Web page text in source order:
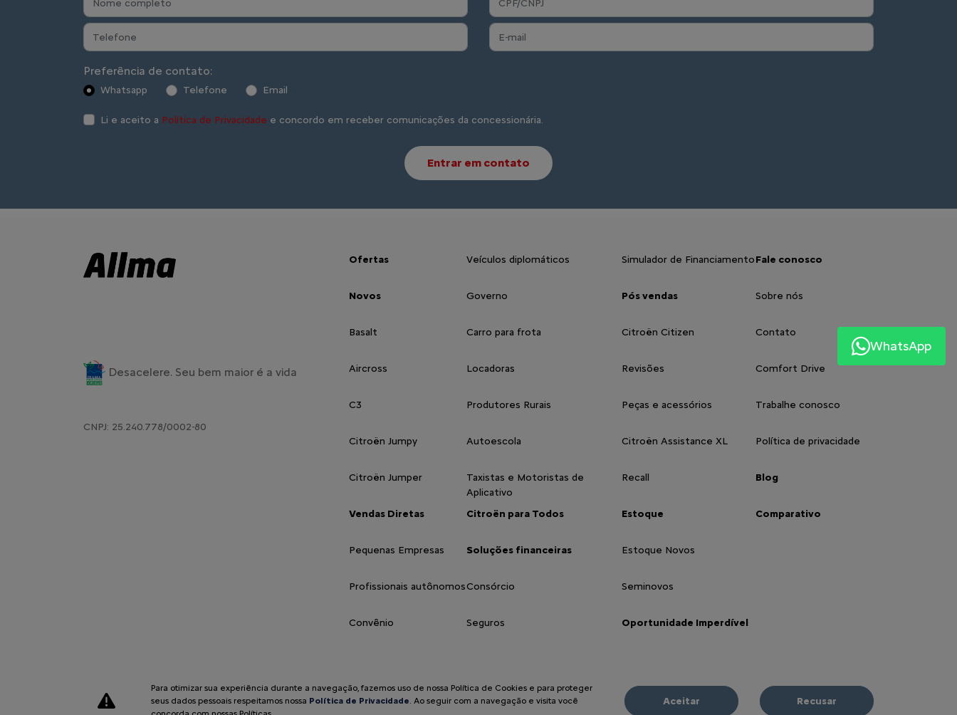
Preferência de contato:
Whatsapp Telefone Email
Li e aceito a Política de Privacidade e concordo em receber comunicações da concessionária.
Entrar em contato
Desacelere. Seu bem maior é a vida
CNPJ: 25.240.778/0002-80
Ofertas
Novos
Basalt
Aircross
C3
Citroën Jumpy
Citroën Jumper
Vendas Diretas
Pequenas Empresas
Profissionais autônomos
Convênio
Veículos diplomáticos
Governo
Carro para frota
Locadoras
Produtores Rurais
Autoescola
Taxistas e Motoristas de
Aplicativo
Citroën para Todos
Soluções financeiras
Consórcio
Seguros
Simulador de Financiamento
Pós vendas
Citroën Citizen
Revisões
Peças e acessórios
Citroën Assistance XL
Recall
Estoque
Estoque Novos
Seminovos
Oportunidade Imperdível
Fale conosco
Sobre nós
Contato
Comfort Drive
Trabalhe conosco
Política de privacidade
Blog
Comparativo
Desenvolvido pela DEALERSPACE ® Direitos Reservados. Acompanhe nossa concessionária nas Redes Sociais:
WhatsApp
Para otimizar sua experiência durante a navegação, fazemos uso de nossa Política de Cookies e para proteger
seus dados pessoais respeitamos nossa Política de Privacidade. Ao seguir com a navegação e visita você
Aceitar Recusar